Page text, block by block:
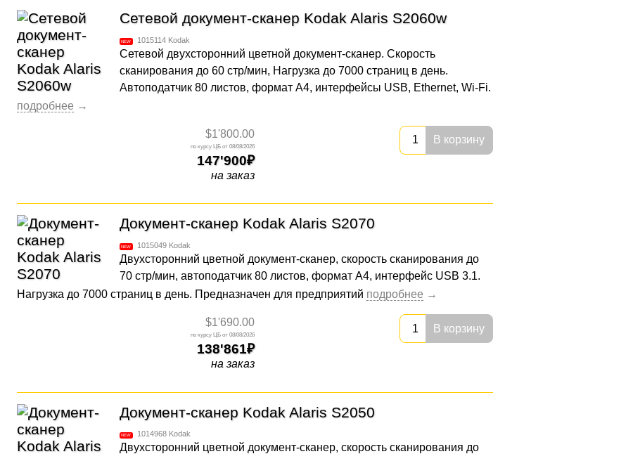
Сетевой документ-сканер Kodak Alaris S2060w
1015114Kodak
Сетевой двухсторонний цветной документ-сканер. Скорость
сканирования до 60 стр/мин, Нагрузка до 7000 страниц в день.
Автоподатчик 80 листов, формат А4, интерфейсы USB, Ethernet, Wi-Fi.
$1'800.00
08/08/2026
147'900
на заказ
В корзину
Документ-сканер Kodak Alaris S2070
1015049Kodak
Двухсторонний цветной документ-сканер, скорость сканирования до
70 стр/мин, автоподатчик 80 листов, формат А4, интерфейс USB 3.1.
Нагрузка до 7000 страниц в день. Предназначен для предприятий
$1'690.00
08/08/2026
138'861
на заказ
В корзину
Документ-сканер Kodak Alaris S2050
1014968Kodak
Двухсторонний цветной документ-сканер, скорость сканирования до